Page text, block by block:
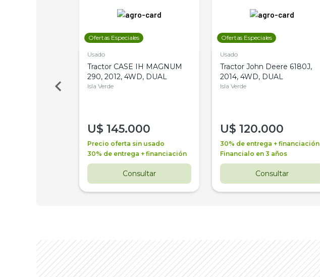
Ofertas Especiales
Usado
Tractor CASE IH MAGNUM
290, 2012, 4WD, DUAL
Isla Verde
U$ 145.000
Precio oferta sin usado
30% de entrega + financiación
Consultar
Ofertas Especiales
Usado
Tractor John Deere 6180J,
2014, 4WD, DUAL
Isla Verde
U$ 120.000
30% de entrega + financiación
Financialo en 3 años
Consultar